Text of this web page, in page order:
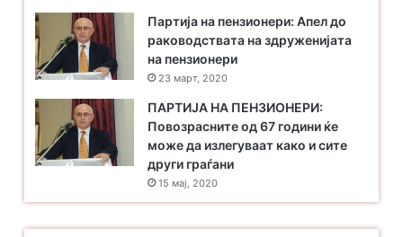
Партија на пензионери: Апел до
раководствата на здруженијата
на пензионери
23 март, 2020
ПАРТИЈА НА ПЕНЗИОНЕРИ:
Повозрасните од 67 години ќе
може да излегуваат како и сите
други граѓани
15 мај, 2020